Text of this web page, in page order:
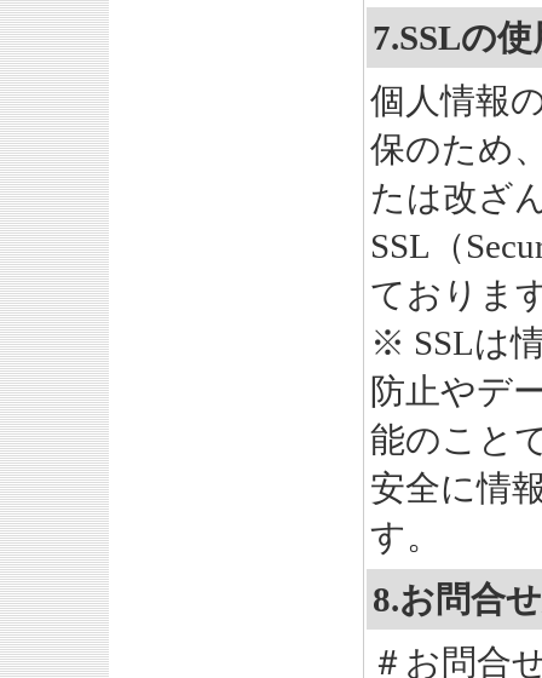
7.SSLの
個人情報
保のため
たは改ざ
SSL（
ておりま
※ SSLは
防止やデ
能のこと
安全に情
す。
8.お問合
＃お問合